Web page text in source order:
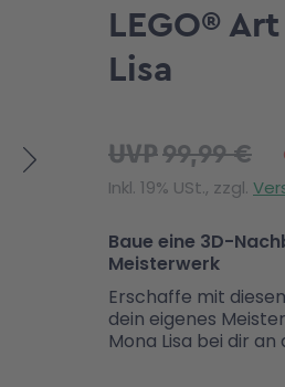
LEGO®
Lisa
UVP99,99 €
Inkl. 19% USt., zzgl.
Baue eine 3D-
Meisterwerk
Erschaffe mit
dein eigenes
Mona Lisa bei dir an